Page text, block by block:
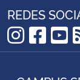
REDES